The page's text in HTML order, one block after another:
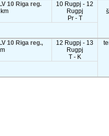
LV 10 Riga reg.
10 Rugpj - 12
Rugpj
Pr - T
LV 10 Riga reg.,
12 Rugpj - 13
Rugpj
T - K